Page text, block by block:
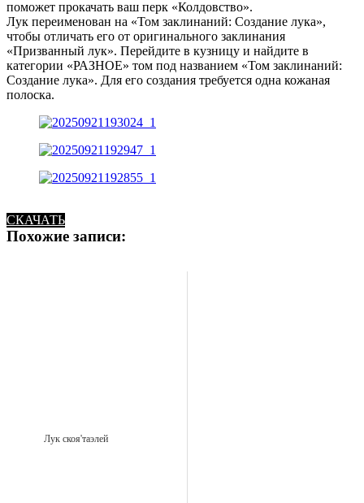
поможет прокачать ваш перк «Колдовство».
Лук переименован на «Том заклинаний: Создание лука»,
чтобы отличать его от оригинального заклинания
«Призванный лук». Перейдите в кузницу и найдите в
категории «РАЗНОЕ» том под названием «Том заклинаний:
Создание лука». Для его создания требуется одна кожаная
полоска.
СКАЧАТЬ
Похожие записи:
Лук скоя'таэлей